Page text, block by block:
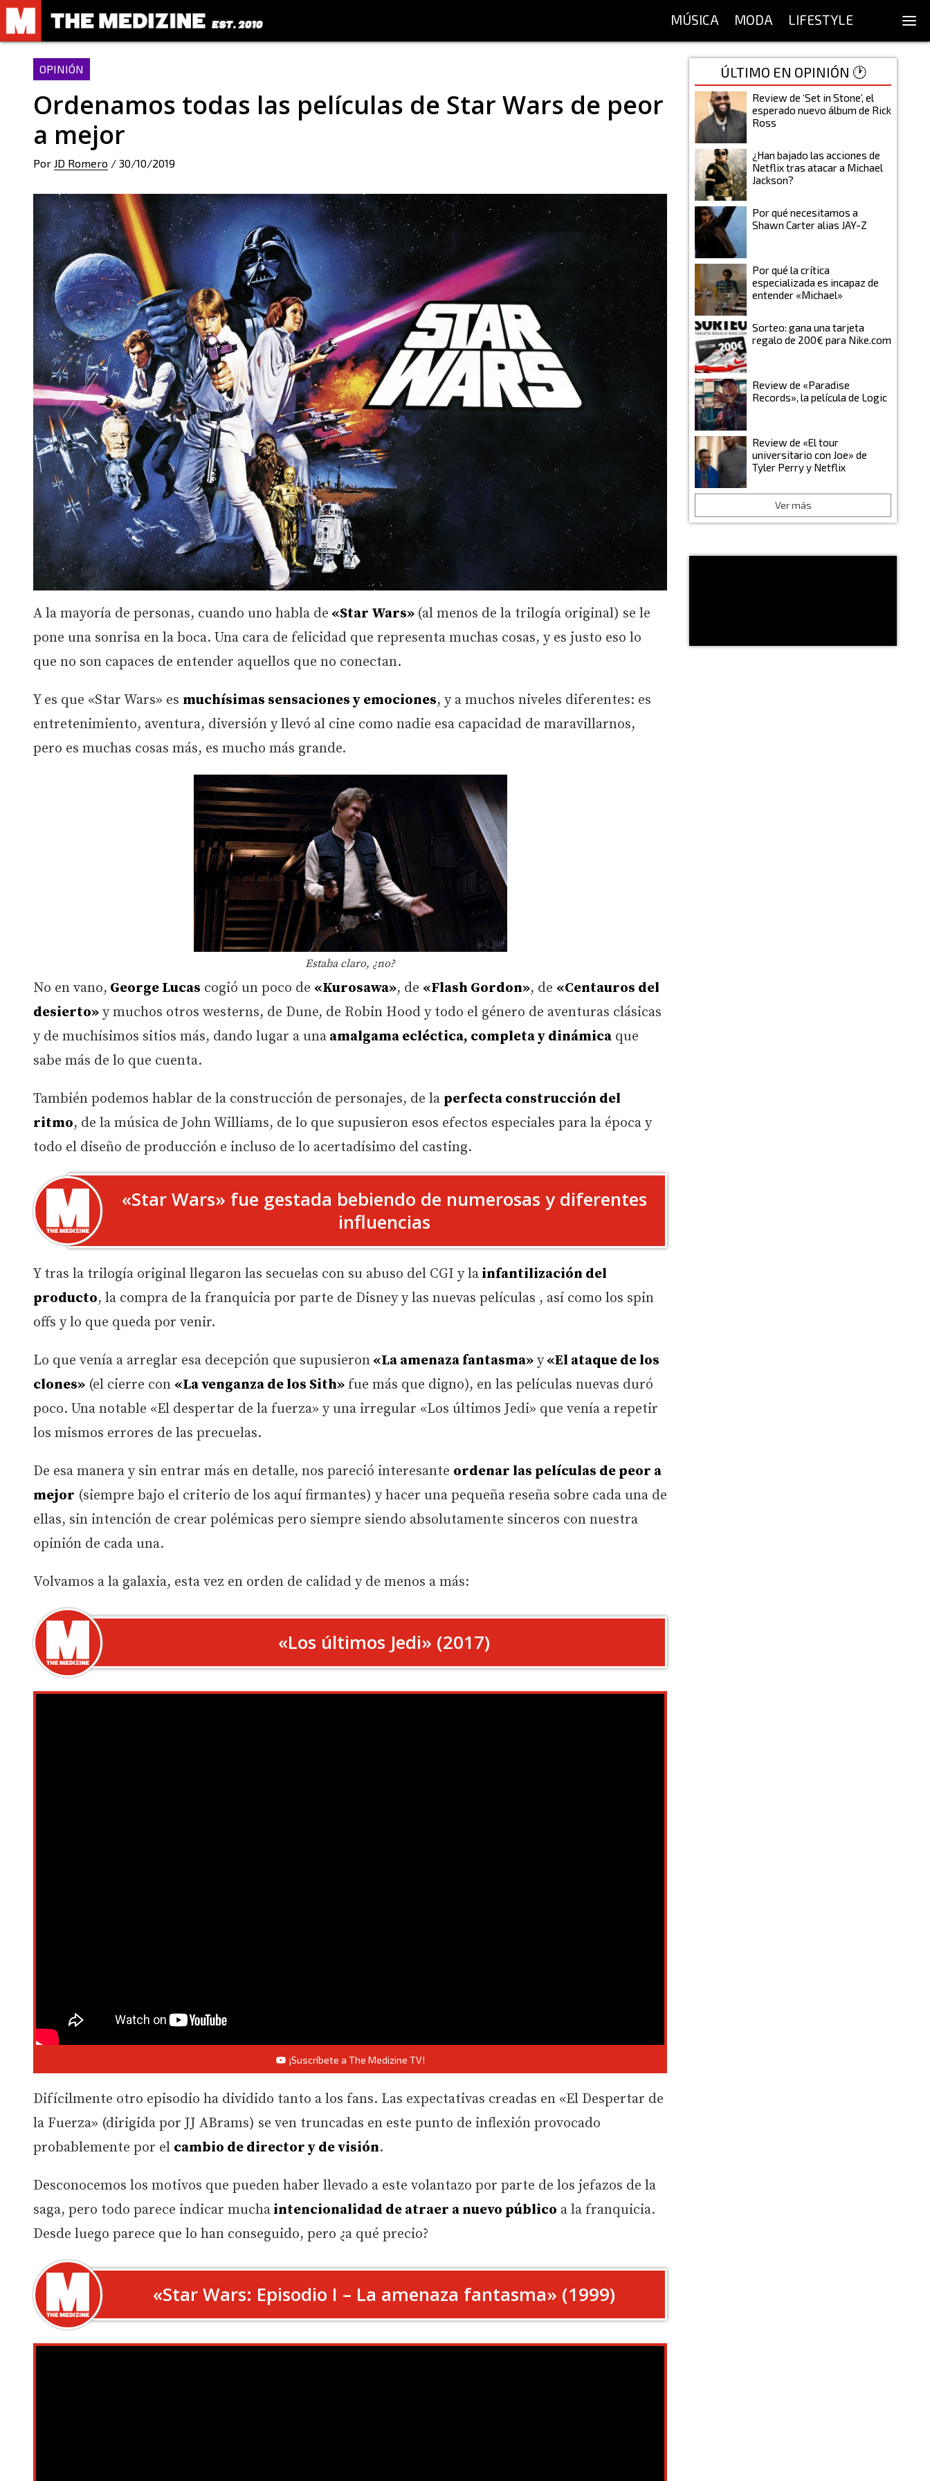
MÚSICA MODA LIFESTYLE
OPINIÓN
Ordenamos todas las películas de Star Wars de peor
a mejor
Por JD Romero / 30/10/2019
A la mayoría de personas, cuando uno habla de «Star Wars» (al menos de la trilogía original) se le
pone una sonrisa en la boca. Una cara de felicidad que representa muchas cosas, y es justo eso lo
que no son capaces de entender aquellos que no conectan.
Y es que «Star Wars» es muchísimas sensaciones y emociones, y a muchos niveles diferentes: es
entretenimiento, aventura, diversión y llevó al cine como nadie esa capacidad de maravillarnos,
pero es muchas cosas más, es mucho más grande.
Estaba claro, ¿no?
No en vano, George Lucas cogió un poco de «Kurosawa», de «Flash Gordon», de «Centauros del
desierto» y muchos otros westerns, de Dune, de Robin Hood y todo el género de aventuras clásicas
y de muchísimos sitios más, dando lugar a una amalgama ecléctica, completa y dinámica que
sabe más de lo que cuenta.
También podemos hablar de la construcción de personajes, de la perfecta construcción del
ritmo, de la música de John Williams, de lo que supusieron esos efectos especiales para la época y
todo el diseño de producción e incluso de lo acertadísimo del casting.
«Star Wars» fue gestada bebiendo de numerosas y diferentes
influencias
Y tras la trilogía original llegaron las secuelas con su abuso del CGI y la infantilización del
producto, la compra de la franquicia por parte de Disney y las nuevas películas , así como los spin
offs y lo que queda por venir.
Lo que venía a arreglar esa decepción que supusieron «La amenaza fantasma» y«El ataque de los
clones» (el cierre con «La venganza de los Sith» fue más que digno), en las películas nuevas duró
poco. Una notable «El despertar de la fuerza» y una irregular «Los últimos Jedi» que venía a repetir
los mismos errores de las precuelas.
De esa manera y sin entrar más en detalle, nos pareció interesante ordenar las películas de peor a
mejor (siempre bajo el criterio de los aquí firmantes) y hacer una pequeña reseña sobre cada una de
ellas, sin intención de crear polémicas pero siempre siendo absolutamente sinceros con nuestra
opinión de cada una.
Volvamos a la galaxia, esta vez en orden de calidad y de menos a más:
«Los últimos Jedi» (2017)
¡Suscríbete a The Medizine TV!
Difícilmente otro episodio ha dividido tanto a los fans. Las expectativas creadas en «El Despertar de
la Fuerza» (dirigida por JJ ABrams) se ven truncadas en este punto de inflexión provocado
probablemente por el cambio de director y de visión.
Desconocemos los motivos que pueden haber llevado a este volantazo por parte de los jefazos de la
saga, pero todo parece indicar mucha intencionalidad de atraer a nuevo público a la franquicia.
Desde luego parece que lo han conseguido, pero ¿a qué precio?
«Star Wars: Episodio I – La amenaza fantasma» (1999)
ÚLTIMO EN OPINIÓN 🕐
Review de ‘Set in Stone’, el
esperado nuevo álbum de Rick
Ross
¿Han bajado las acciones de
Netflix tras atacar a Michael
Jackson?
Por qué necesitamos a
Shawn Carter alias JAY-Z
Por qué la crítica
especializada es incapaz de
entender «Michael»
Sorteo: gana una tarjeta
regalo de 200€ para Nike.com
Review de «Paradise
Records», la película de Logic
Review de «El tour
universitario con Joe» de
Tyler Perry y Netflix
Ver más